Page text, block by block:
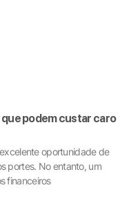
podem custar caro
oportunidade de
portes. No entanto, um
financeiros